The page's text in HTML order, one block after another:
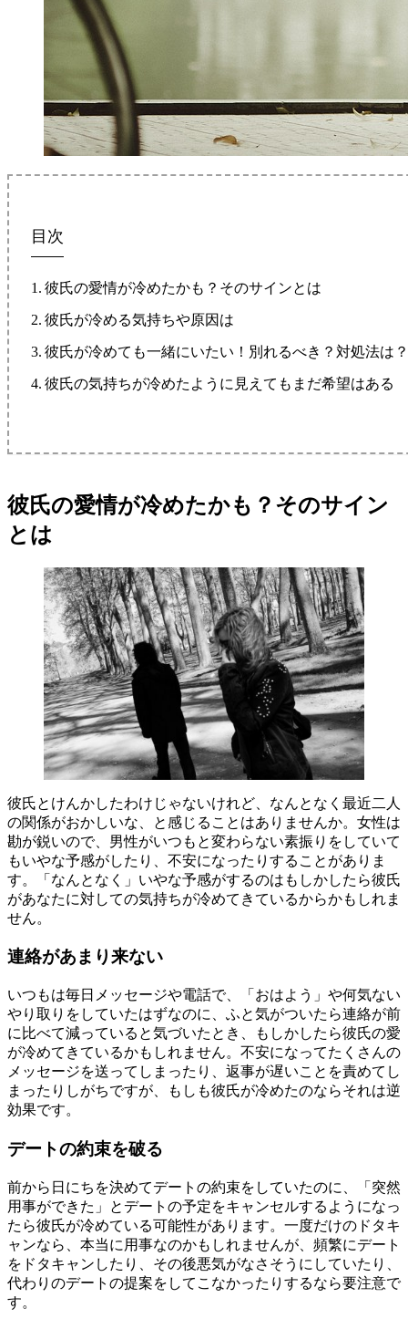
目次
彼氏の愛情が冷めたかも？そのサインとは
彼氏が冷める気持ちや原因は
彼氏が冷めても一緒にいたい！別れるべき？対処法は
彼氏の気持ちが冷めたように見えてもまだ希望はある
彼氏の愛情が冷めたかも？そのサイン
とは
彼氏とけんかしたわけじゃないけれど、なんとなく最近二人
の関係がおかしいな、と感じることはありませんか。女性は
勘が鋭いので、男性がいつもと変わらない素振りをしていて
もいやな予感がしたり、不安になったりすることがありま
す。「なんとなく」いやな予感がするのはもしかしたら彼氏
があなたに対しての気持ちが冷めてきているからかもしれま
せん。
連絡があまり来ない
いつもは毎日メッセージや電話で、「おはよう」や何気ない
やり取りをしていたはずなのに、ふと気がついたら連絡が前
に比べて減っていると気づいたとき、もしかしたら彼氏の愛
が冷めてきているかもしれません。不安になってたくさんの
メッセージを送ってしまったり、返事が遅いことを責めてし
まったりしがちですが、もしも彼氏が冷めたのならそれは逆
効果です。
デートの約束を破る
前から日にちを決めてデートの約束をしていたのに、「突然
用事ができた」とデートの予定をキャンセルするようになっ
たら彼氏が冷めている可能性があります。一度だけのドタキ
ャンなら、本当に用事なのかもしれませんが、頻繁にデート
をドタキャンしたり、その後悪気がなさそうにしていたり、
代わりのデートの提案をしてこなかったりするなら要注意で
す。